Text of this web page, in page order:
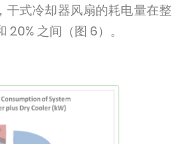
干式冷却器风扇的耗电量在整
20% 之间（图 6）。